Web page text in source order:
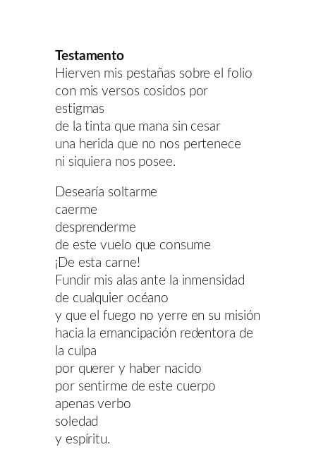
Testamento
Hierven mis pestañas sobre el folio
con mis versos cosidos por
estigmas
de la tinta que mana sin cesar
una herida que no nos pertenece
ni siquiera nos posee.
Desearía soltarme
caerme
desprenderme
de este vuelo que consume
¡De esta carne!
Fundir mis alas ante la inmensidad
de cualquier océano
y que el fuego no yerre en su misión
hacia la emancipación redentora de
la culpa
por querer y haber nacido
por sentirme de este cuerpo
apenas verbo
soledad
y espíritu.